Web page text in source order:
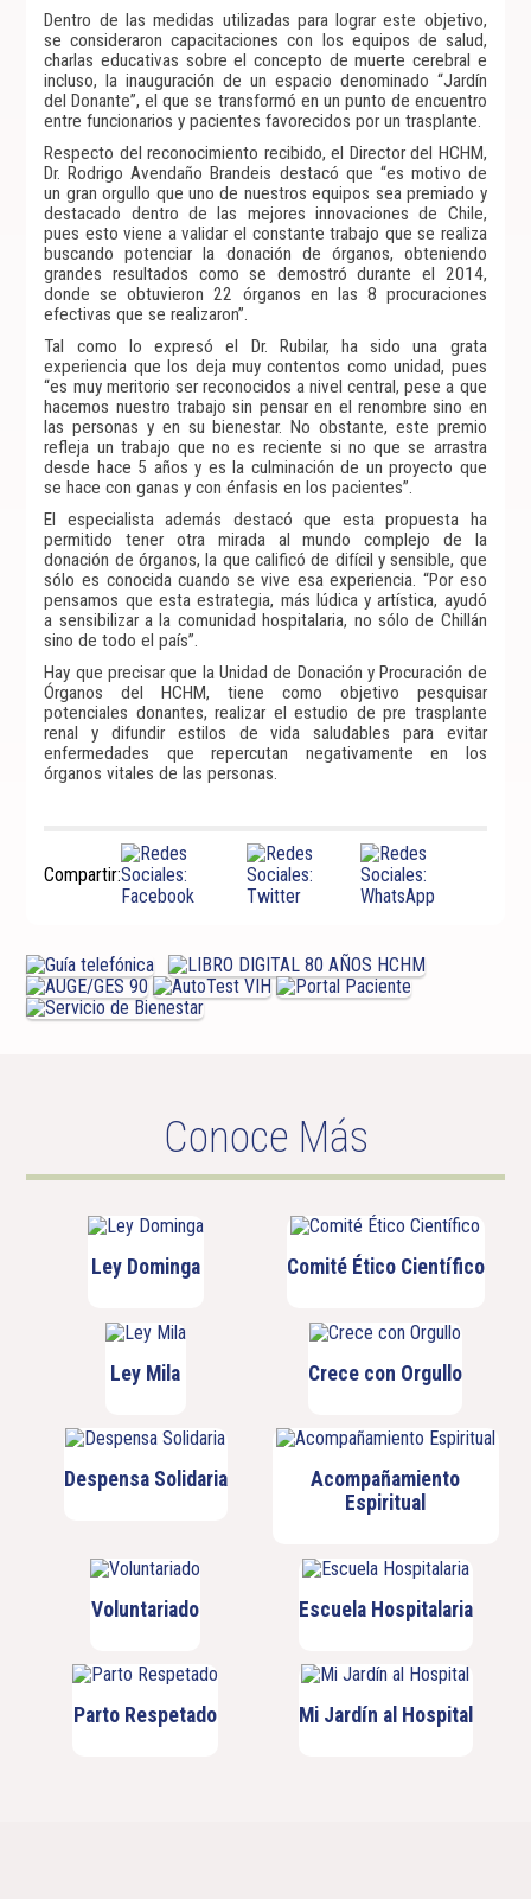
Dentro de las medidas utilizadas para lograr este objetivo,
se consideraron capacitaciones con los equipos de salud,
charlas educativas sobre el concepto de muerte cerebral e
incluso, la inauguración de un espacio denominado “Jardín
del Donante”, el que se transformó en un punto de encuentro
entre funcionarios y pacientes favorecidos por un trasplante.
Respecto del reconocimiento recibido, el Director del HCHM,
Dr. Rodrigo Avendaño Brandeis destacó que “es motivo de
un gran orgullo que uno de nuestros equipos sea premiado y
destacado dentro de las mejores innovaciones de Chile,
pues esto viene a validar el constante trabajo que se realiza
buscando potenciar la donación de órganos, obteniendo
grandes resultados como se demostró durante el 2014,
donde se obtuvieron 22 órganos en las 8 procuraciones
efectivas que se realizaron”.
Tal como lo expresó el Dr. Rubilar, ha sido una grata
experiencia que los deja muy contentos como unidad, pues
“es muy meritorio ser reconocidos a nivel central, pese a que
hacemos nuestro trabajo sin pensar en el renombre sino en
las personas y en su bienestar. No obstante, este premio
refleja un trabajo que no es reciente si no que se arrastra
desde hace 5 años y es la culminación de un proyecto que
se hace con ganas y con énfasis en los pacientes”.
El especialista además destacó que esta propuesta ha
permitido tener otra mirada al mundo complejo de la
donación de órganos, la que calificó de difícil y sensible, que
sólo es conocida cuando se vive esa experiencia. “Por eso
pensamos que esta estrategia, más lúdica y artística, ayudó
a sensibilizar a la comunidad hospitalaria, no sólo de Chillán
sino de todo el país”.
Hay que precisar que la Unidad de Donación y Procuración de
Órganos del HCHM, tiene como objetivo pesquisar
potenciales donantes, realizar el estudio de pre trasplante
renal y difundir estilos de vida saludables para evitar
enfermedades que repercutan negativamente en los
órganos vitales de las personas.
Compartir:
Conoce Más
Ley Dominga Comité Ético Científico
Ley Mila Crece con Orgullo
Despensa Solidaria
Acompañamiento
Espiritual
Voluntariado Escuela Hospitalaria
Parto Respetado Mi Jardín al Hospital